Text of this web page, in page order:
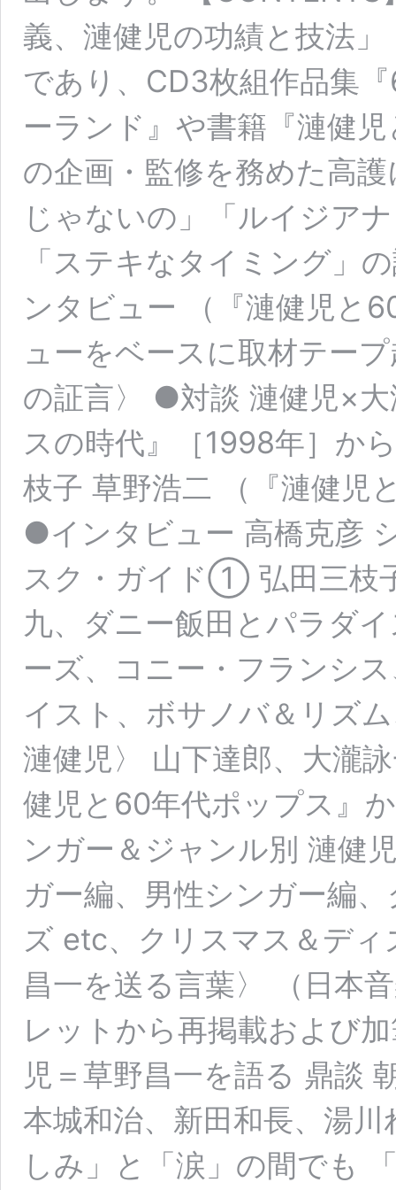
義、漣健児の功績と技法
であり、CD3枚組作品集
ーランド』や書籍『漣健
の企画・監修を務めた高
じゃないの」「ルイジア
「ステキなタイミング」
ンタビュー （『漣健児と
ューをベースに取材テー
の証言〉 ●対談 漣健児×
スの時代』［1998年］か
枝子 草野浩二 （『漣健児
●インタビュー 高橋克彦
スク・ガイド① 弘田三枝
九、ダニー飯田とパラダ
ーズ、コニー・フランシ
イスト、ボサノバ＆リズ
漣健児〉 山下達郎、大瀧
健児と60年代ポップス』
ンガー＆ジャンル別 漣
ガー編、男性シンガー編
ズ etc、クリスマス＆デ
昌一を送る言葉〉 （日本
レットから再掲載および
児＝草野昌一を語る 鼎談
本城和治、新田和長、湯
しみ」と「涙」の間でも